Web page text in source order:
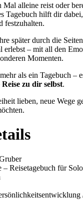
Mal alleine reist oder
Tagebuch hilft dir
festzuhalten.
später durch die
erlebst – mit all den
Momenten.
als ein Tagebuch –
zu dir selbst.
lieben, neue Wege
Reisetagebuch für